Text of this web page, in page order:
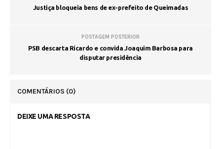
Justiça bloqueia bens de ex-prefeito de Queimadas
POSTAGEM POSTERIOR
PSB descarta Ricardo e convida Joaquim Barbosa para
disputar presidência
COMENTÁRIOS (0)
DEIXE UMA RESPOSTA